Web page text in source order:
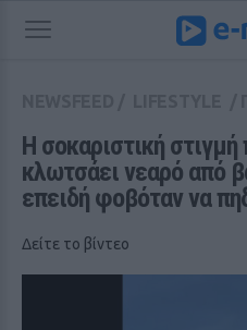
Η σοκαριστική
κλωτσάει νεαρό από
επειδή φοβόταν να
Δείτε το βίντεο